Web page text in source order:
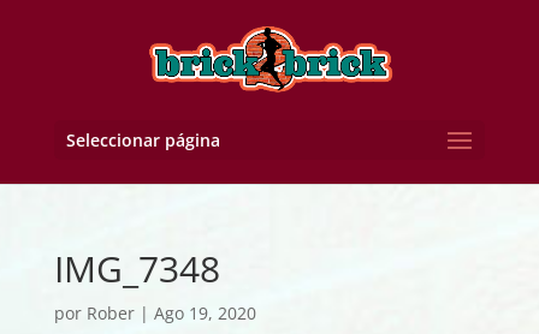
Seleccionar página
IMG_7348
por Rober| Ago 19, 2020